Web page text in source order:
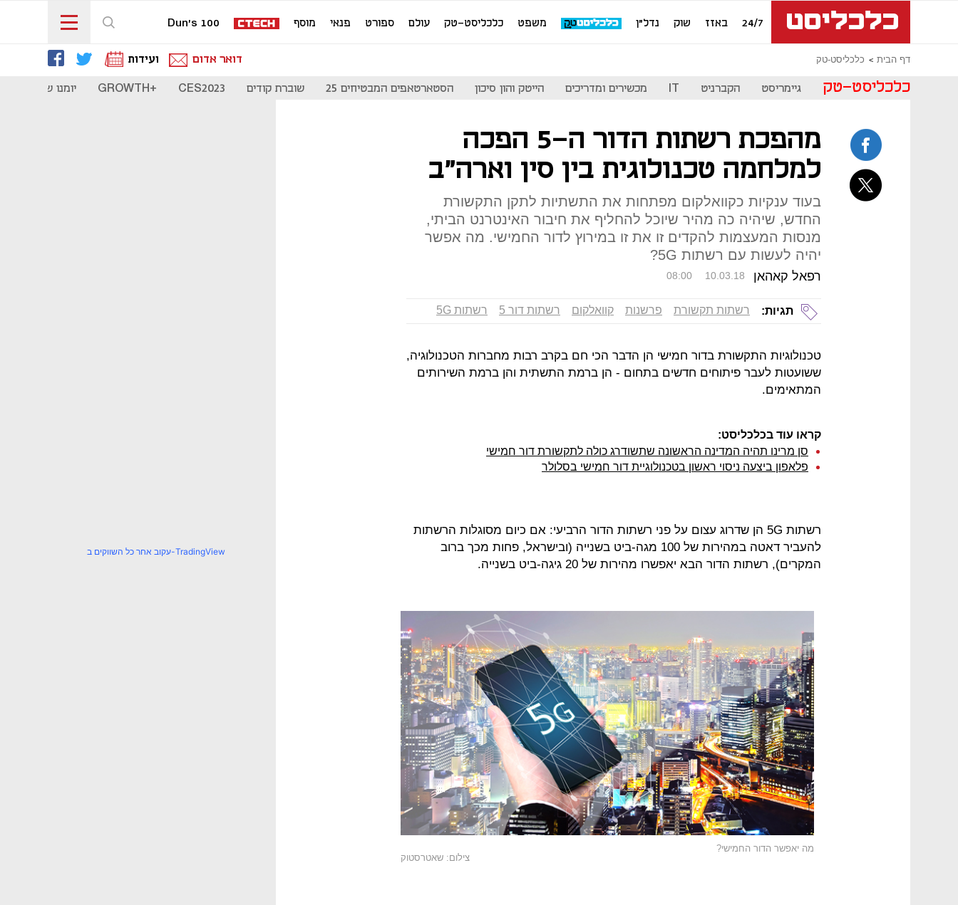
24/7 באזז שוק נדל"ן משפט כלכליסט-טק עולם ספורט פנאי מוסף Dun's 100
דף הבית כלכליסט-טק דואר אדום ועידות
כלכליסט-טק גיימריסט הקברניט IT מכשירים ומדריכים הייטק והון סיכון הסטארטאפים המבטיחים 25 שוברת קודים CES2023
+GROWTH יומנו של
מהפכת רשתות הדור ה-5 הפכה
למלחמה טכנולוגית בין סין וארה"ב
בעוד ענקיות כקוואלקום מפתחות את התשתיות לתקן התקשורת
החדש, שיהיה כה מהיר שיוכל להחליף את חיבור האינטרנט הביתי,
מנסות המעצמות להקדים זו את זו במירוץ לדור החמישי. מה אפשר
יהיה לעשות עם רשתות 5G?
רפאל קאהאן 08:00 10.03.18
תגיות: רשתות תקשורת פרשנות קוואלקום רשתות דור 5 רשתות 5G
טכנולוגיות התקשורת בדור חמישי הן הדבר הכי חם בקרב רבות מחברות הטכנולוגיה,
ששועטות לעבר פיתוחים חדשים בתחום - הן ברמת התשתית והן ברמת השירותים
המתאימים.
קראו עוד בכלכליסט:
סן מרינו תהיה המדינה הראשונה שתשודרג כולה לתקשורת דור חמישי
פלאפון ביצעה ניסוי ראשון בטכנולוגיית דור חמישי בסלולר
רשתות 5G הן שדרוג עצום על פני רשתות הדור הרביעי: אם כיום מסוגלות הרשתות
להעביר דאטה במהירות של 100 מגה-ביט בשנייה (ובישראל, פחות מכך ברוב
המקרים), רשתות הדור הבא יאפשרו מהירות של 20 גיגה-ביט בשנייה.
מה יאפשר הדור החמישי?
צילום: שאטרסטוק
עקוב אחר כל השווקים ב-TradingView